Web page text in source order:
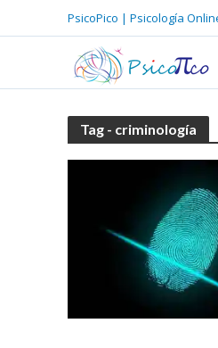
PsicoPico | Psicología
Tag - criminología